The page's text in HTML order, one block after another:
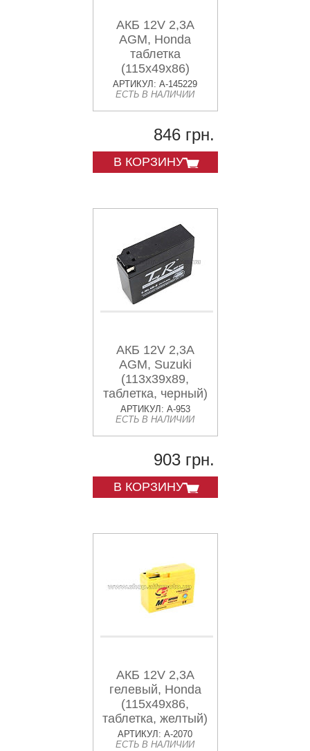
АКБ 12V 2,3А
AGM, Honda
таблетка
(115x49x86)
OUTDO VDK-2
АРТИКУЛ: A-145229
ЕСТЬ В НАЛИЧИИ
846 грн.
В КОРЗИНУ
АКБ 12V 2,3А
AGM, Suzuki
(113x39x89,
таблетка, черный)
TR
АРТИКУЛ: A-953
ЕСТЬ В НАЛИЧИИ
903 грн.
В КОРЗИНУ
АКБ 12V 2,3А
гелевый, Honda
(115x49x86,
таблетка, желтый)
AKY
АРТИКУЛ: A-2070
ЕСТЬ В НАЛИЧИИ